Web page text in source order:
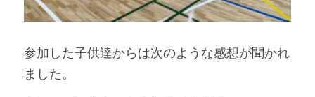
参加した子供達からは次のような感想が聞かれ
ました。